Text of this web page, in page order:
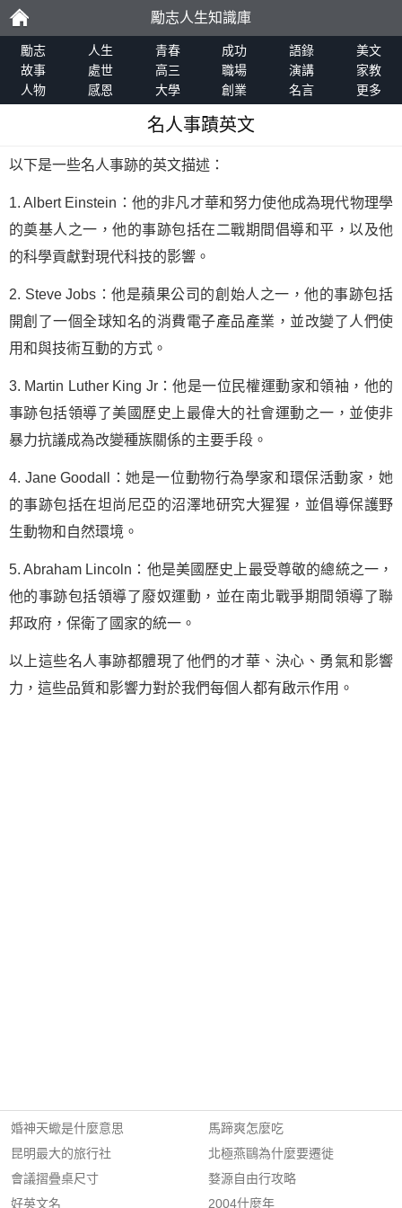
勵
志
勵志人生知識庫
勵志 人生 青春 成功 語錄
美文
故事
處世 高三 職場 演講
家教
人物
感恩 大學 創業 名言 更多
名人事蹟英文
以下是一些名人事跡的英文描述：
1. Albert Einstein：他的非凡才華和努力使他成為現代物理學
的奠基人之一，他的事跡包括在二戰期間倡導和平，以及他
的科學貢獻對現代科技的影響。
2. Steve Jobs：他是蘋果公司的創始人之一，他的事跡包括
開創了一個全球知名的消費電子產品產業，並改變了人們使
用和與技術互動的方式。
3. Martin Luther King Jr：他是一位民權運動家和領袖，他的
事跡包括領導了美國歷史上最偉大的社會運動之一，並使非
暴力抗議成為改變種族關係的主要手段。
4. Jane Goodall：她是一位動物行為學家和環保活動家，她
的事跡包括在坦尚尼亞的沼澤地研究大猩猩，並倡導保護野
生動物和自然環境。
5. Abraham Lincoln：他是美國歷史上最受尊敬的總統之一，
他的事跡包括領導了廢奴運動，並在南北戰爭期間領導了聯
邦政府，保衛了國家的統一。
以上這些名人事跡都體現了他們的才華、決心、勇氣和影響
力，這些品質和影響力對於我們每個人都有啟示作用。
婚神天蠍是什麼意思
昆明最大的旅行社
會議摺疊桌尺寸
好英文名
馬蹄爽怎麼吃
北極燕鷗為什麼要遷徙
婺源自由行攻略
2004什麼年